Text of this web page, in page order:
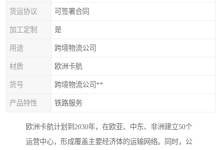
货运协议 可签署合同
加工定制 是
用途 跨境物流公司
材质 欧洲卡航
货号 跨境物流公司**
产品特性 铁路服务
欧洲卡航计划到2030年，在欧亚、中东、非洲建立50个
运营中心，形成覆盖主要经济体的运输网络。同时，公